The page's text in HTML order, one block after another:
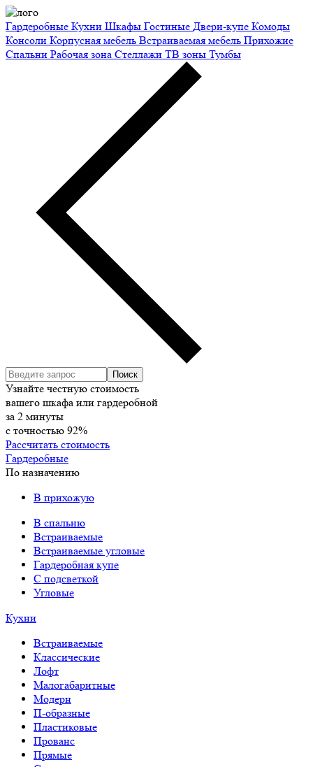
Гардеробные Кухни Шкафы Гостиные Двери-купе Комоды
Консоли Корпусная мебель Встраиваемая мебель Прихожие
Спальни Рабочая зона Стеллажи ТВ зоны Тумбы
Узнайте честную стоимость
вашего шкафа или гардеробной
за 2 минуты
с точностью 92%
Рассчитать стоимость
Гардеробные
По назначению
В прихожую
В спальню
Встраиваемые
Встраиваемые угловые
Гардеробная купе
С подсветкой
Угловые
Кухни
Встраиваемые
Классические
Лофт
Малогабаритные
Модерн
П-образные
Пластиковые
Прованс
Прямые